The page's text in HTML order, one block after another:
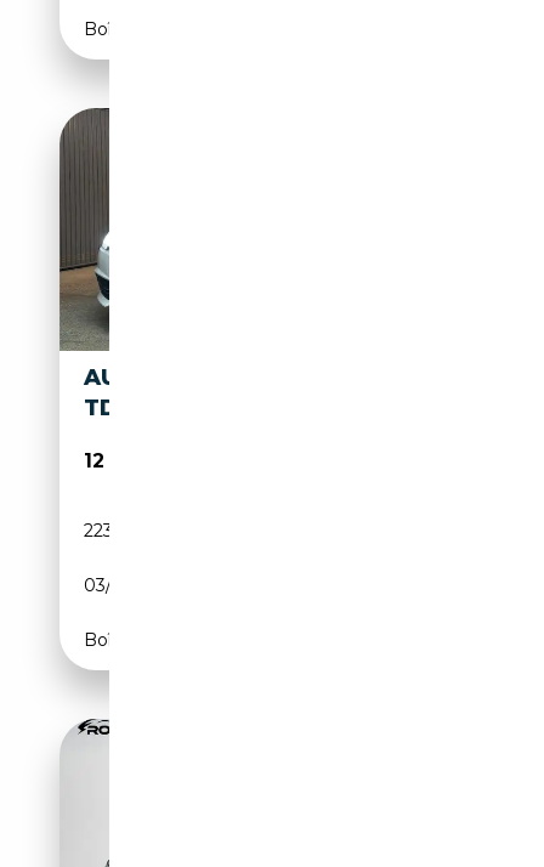
Boîte automatique
AUDI A4 QUATTRO SPORT 3.0
TDI
12 999€
223 500 km
03/2017
Boîte automatique